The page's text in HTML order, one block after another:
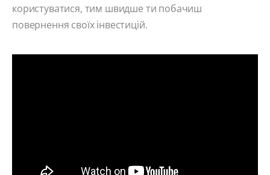
користуватися, тим швидше ти побачиш
повернення своїх інвестицій.